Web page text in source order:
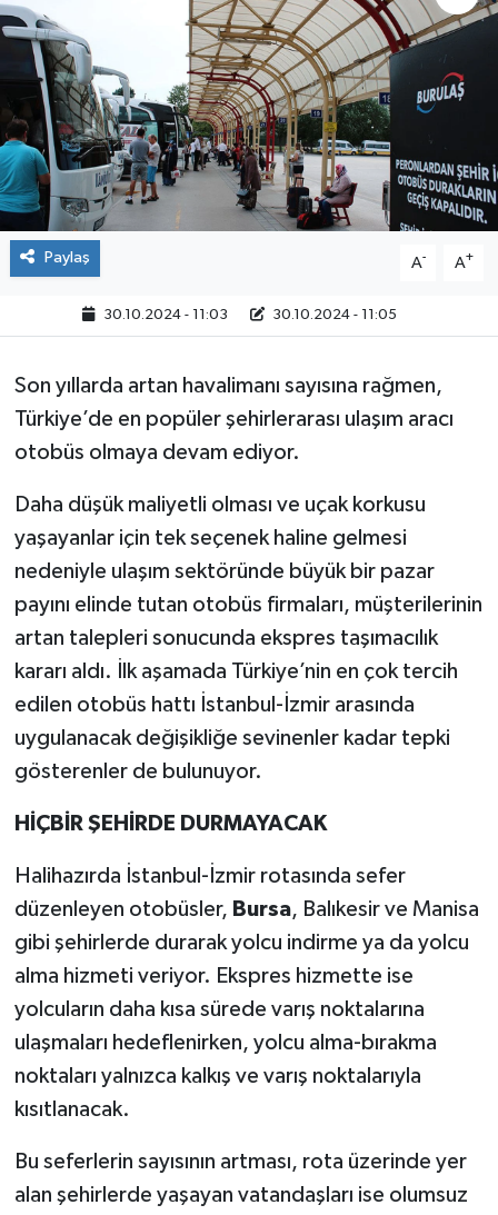
Paylaş A- A+
30.10.2024 - 11:03 30.10.2024 - 11:05
Son yıllarda artan havalimanı sayısına rağmen,
Türkiye’de en popüler şehirlerarası ulaşım aracı
otobüs olmaya devam ediyor.
Daha düşük maliyetli olması ve uçak korkusu
yaşayanlar için tek seçenek haline gelmesi
nedeniyle ulaşım sektöründe büyük bir pazar
payını elinde tutan otobüs firmaları, müşterilerinin
artan talepleri sonucunda ekspres taşımacılık
kararı aldı. İlk aşamada Türkiye’nin en çok tercih
edilen otobüs hattı İstanbul-İzmir arasında
uygulanacak değişikliğe sevinenler kadar tepki
gösterenler de bulunuyor.
HİÇBİR ŞEHİRDE DURMAYACAK
Halihazırda İstanbul-İzmir rotasında sefer
düzenleyen otobüsler, Bursa, Balıkesir ve Manisa
gibi şehirlerde durarak yolcu indirme ya da yolcu
alma hizmeti veriyor. Ekspres hizmette ise
yolcuların daha kısa sürede varış noktalarına
ulaşmaları hedeflenirken, yolcu alma-bırakma
noktaları yalnızca kalkış ve varış noktalarıyla
kısıtlanacak.
Bu seferlerin sayısının artması, rota üzerinde yer
alan şehirlerde yaşayan vatandaşları ise olumsuz